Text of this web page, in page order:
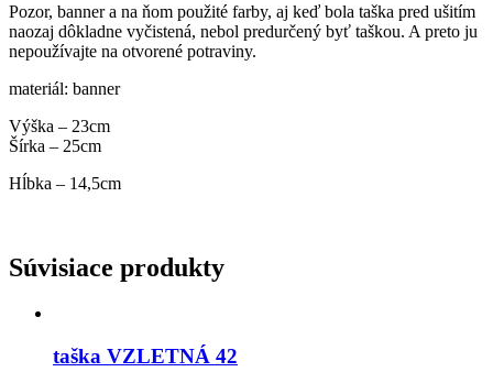
Pozor, banner a na ňom použité farby, aj keď bola taška pred ušitím
naozaj dôkladne vyčistená, nebol predurčený byť taškou. A preto ju
nepoužívajte na otvorené potraviny.
materiál: banner
Výška – 23cm
Šírka – 25cm
Hĺbka – 14,5cm
Súvisiace produkty
taška VZLETNÁ 42